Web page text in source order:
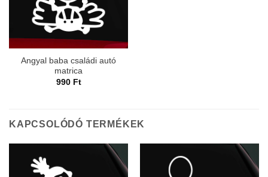
Angyal baba családi autó
matrica
990 Ft
KAPCSOLÓDÓ TERMÉKEK